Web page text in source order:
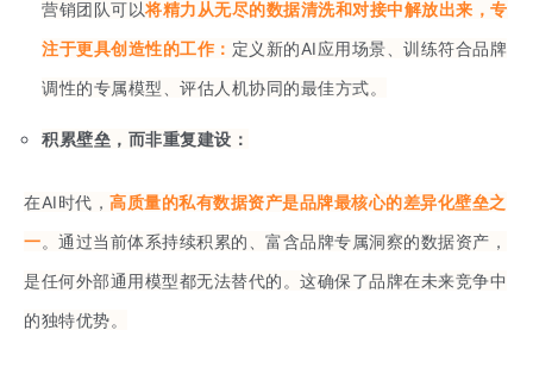
营销团队可以将精力从无尽的数据清洗和对接中解放出来，专
注于更具创造性的工作： 定义新的AI应用场景、训练符合品牌
调性的专属模型、评估人机协同的最佳方式。
积累壁垒，而非重复建设：
在AI时代， 高质量的私有数据资产是品牌最核心的差异化壁垒之
一。通过当前体系持续积累的、富含品牌专属洞察的数据资产，
是任何外部通用模型都无法替代的。这确保了品牌在未来竞争中
的独特优势。